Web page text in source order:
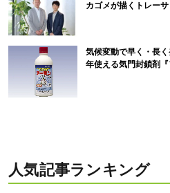
カゴメが描くトレー
気候変動で早く・長
年使える気門封鎖剤『
人気記事ランキング